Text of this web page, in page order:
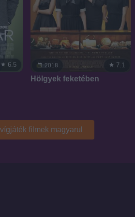
6.5 2018 7.1
Hölgyek feketében
vígjáték filmek magyarul